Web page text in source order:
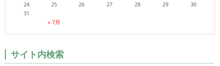
« 7月
24
25 26 27 28 29
30
31
サイト内検索